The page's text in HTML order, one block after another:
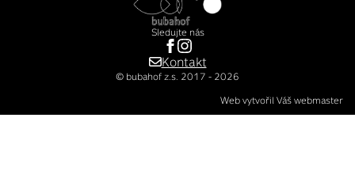
Sledujte nás
Kontakt
© bubahof z.s. 2017 - 2026
Web vytvořil Váš webmaster